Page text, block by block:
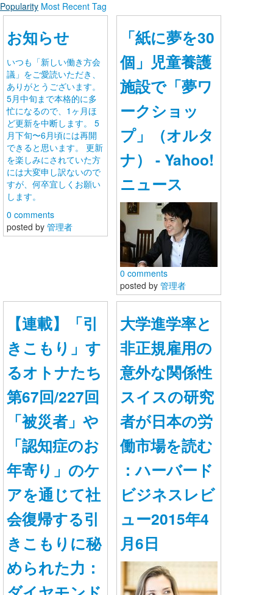
新しい働き方会議
ログイン
新規登録
ストリーム
HOT
NEW
TAGS
その他
このコミュニティについて
RSS
プライバシーポリシー
お問い合わせ
REVOLVER
Popularity Most Recent Tag
お知らせ
いつも「新しい働き方会
議」をご愛読いただき、
ありがとうございます。
5月中旬まで本格的に多
忙になるので、1ヶ月ほ
ど更新を中断します。 5
月下旬〜6月頃には再開
できると思います。 更新
を楽しみにされていた方
には大変申し訳ないので
すが、何卒宜しくお願い
します。
0 comments
posted by 管理者
「紙に夢を30
個」児童養護
施設で「夢ワ
ークショッ
プ」（オルタ
ナ） - Yahoo!
ニュース
0 comments
posted by 管理者
【連載】「引
きこもり」す
るオトナたち
第67回/227回
「被災者」や
「認知症のお
年寄り」のケ
アを通じて社
会復帰する引
きこもりに秘
められた力：
大学進学率と
非正規雇用の
意外な関係性
スイスの研究
者が日本の労
働市場を読む
：ハーバード
ビジネスレビ
ュー2015年4
月6日